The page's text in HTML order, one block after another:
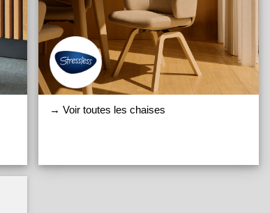
→ Voir toutes les chaises